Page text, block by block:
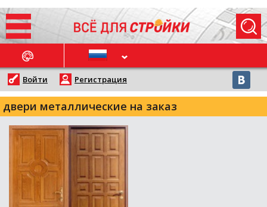
НОВОСТИ
Войти Регистрация
двери металлические на заказ